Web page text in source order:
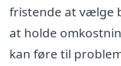
fristende at vælge
at holde
kan føre til